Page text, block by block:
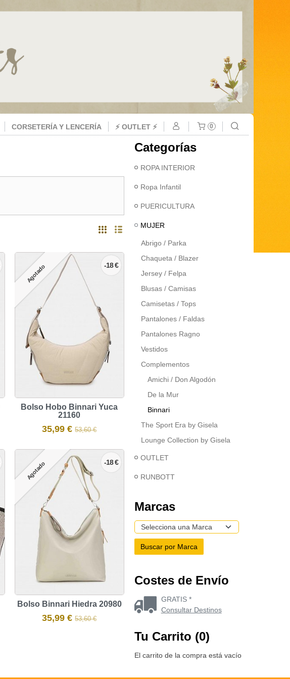
CORSETERÍA Y LENCERÍA ⚡ OUTLET ⚡ 0
Agotado -18 €
Bolso Hobo Binnari Yuca
21160
35,99 €53,60 €
Agotado -18 €
Bolso Binnari Hiedra 20980
35,99 €53,60 €
Categorías
ROPA INTERIOR
Ropa Infantil
PUERICULTURA
MUJER
Abrigo / Parka
Chaqueta / Blazer
Jersey / Felpa
Blusas / Camisas
Camisetas / Tops
Pantalones / Faldas
Pantalones Ragno
Vestidos
Complementos
Amichi / Don Algodón
De la Mur
Binnari
The Sport Era by Gisela
Lounge Collection by Gisela
OUTLET
RUNBOTT
Marcas
Costes de Envío
GRATIS *
Consultar Destinos
Tu Carrito (0)
El carrito de la compra está vacío